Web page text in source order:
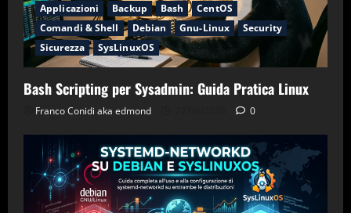
Applicazioni Backup Bash
CentOS
Comandi & Shell
Debian Gnu-Linux
Security
Sicurezza
SysLinuxOS
Bash Scripting per Sysadmin: Guida Pratica Linux
Franco Conidi aka edmond 0